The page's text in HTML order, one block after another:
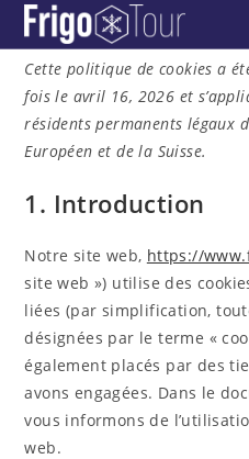
Skip
content
Cette politique de cookies a
fois le avril 16, 2026 et
résidents permanents légaux
Européen et de la Suisse.
1. Introduction
Notre site web, https://
site web ») utilise des
liées (par simplification,
désignées par le terme «
également placés par des
avons engagées. Dans le
vous informons de
web.